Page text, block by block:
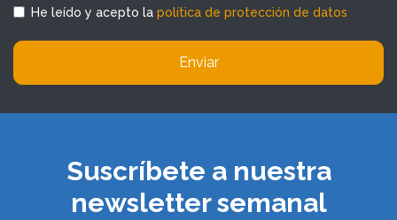
He leído y acepto la política de protección de datos
Enviar
Suscríbete a nuestra
newsletter semanal